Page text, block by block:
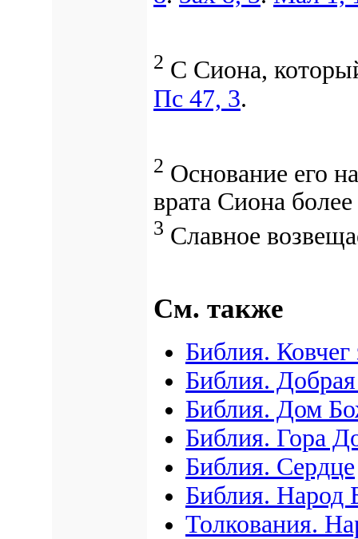
2 С Сиона,
Пс 47, 3.
2 Основание его
врата Сиона
3 Славное
См. также
Библия. Ковчег
Библия.
Библия. Дом
Библия. Гора
Библия. Сердце
Библия. Народ
Толкования.